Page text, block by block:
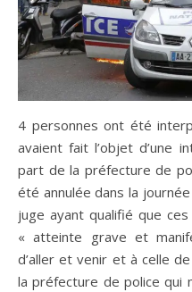
4 personnes ont été
avaient fait l’objet d’une
part de la préfecture de
été annulée dans la
juge ayant qualifié que
« atteinte grave et
d’aller et venir et à celle
la préfecture de police qui